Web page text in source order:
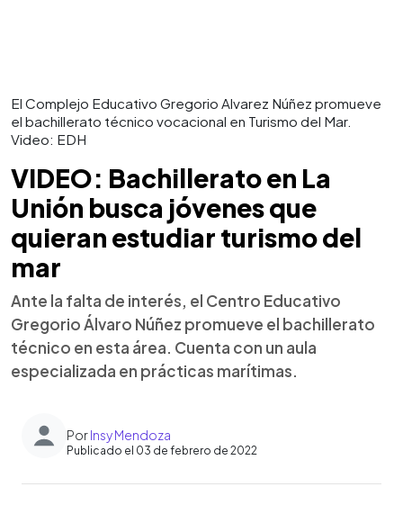
El Complejo Educativo Gregorio Alvarez Núñez promueve
el bachillerato técnico vocacional en Turismo del Mar.
Video: EDH
VIDEO: Bachillerato en La
Unión busca jóvenes que
quieran estudiar turismo del
mar
Ante la falta de interés, el Centro Educativo
Gregorio Álvaro Núñez promueve el bachillerato
técnico en esta área. Cuenta con un aula
especializada en prácticas marítimas.
PorInsy Mendoza
Publicado el 03 de febrero de 2022